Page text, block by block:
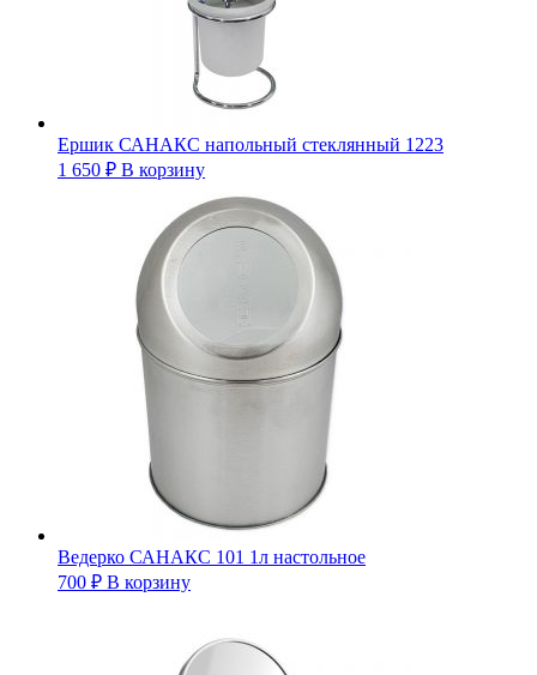
Ершик САНАКС напольный стеклянный 1223
1 650 ₽ В корзину
Ведерко САНАКС 101 1л настольное
700 ₽ В корзину